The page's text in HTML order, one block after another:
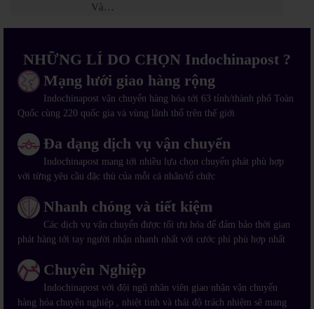
Và…
NHỮNG LÍ DO CHỌN Indochinapost ?
Mạng lưới giao hàng rộng
Indochinapost vận chuyển hàng hóa tới 63 tỉnh/thành phố Toàn
Quốc cùng 220 quốc gia và vùng lãnh thổ trên thế giới
Đa dạng dịch vụ vận chuyển
Indochinapost mang tới nhiều lựa chọn chuyển phát phù hợp
với từng yêu cầu đặc thù của mỗi cá nhân/tổ chức
Nhanh chóng và tiết kiệm
Các dịch vụ vận chuyển được tối ưu hóa để đảm bảo thời gian
phát hàng tới tay người nhận nhanh nhất với cước phí phù hợp nhất
Chuyên Nghiệp
Indochinapost với đội ngũ nhân viên giao nhận vận chuyển
hàng hóa chuyên nghiệp , nhiệt tình và thái độ trách nhiệm sẽ mang